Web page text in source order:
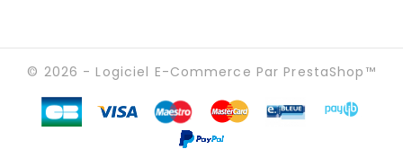
© 2026 - Logiciel E-Commerce Par PrestaShop™